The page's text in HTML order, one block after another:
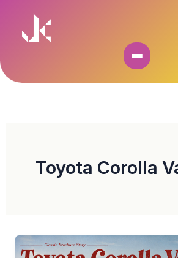
content
Toyota Corolla